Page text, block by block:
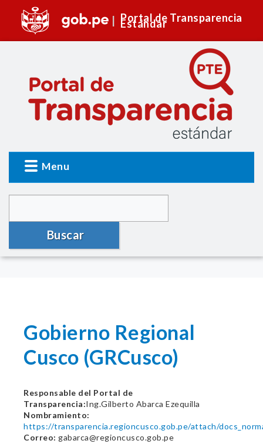
Portal de Transparencia
Estándar
Menu
Buscar
Gobierno Regional
Cusco (GRCusco)
Responsable del Portal de
Transparencia:Ing.Gilberto Abarca Ezequilla
Nombramiento:
https://transparencia.regioncusco.gob.pe/attach/
Correo: gabarca@regioncusco.gob.pe